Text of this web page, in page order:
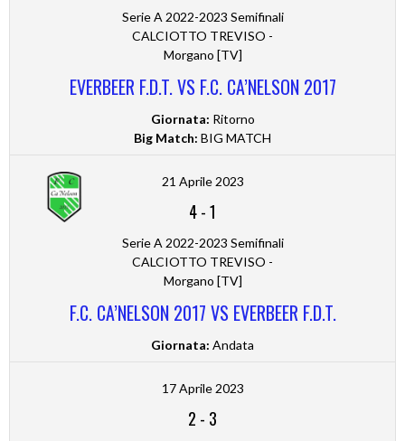
Serie A 2022-2023 Semifinali
CALCIOTTO TREVISO -
Morgano [TV]
EVERBEER F.D.T. VS F.C. CA’NELSON 2017
Giornata: Ritorno
Big Match: BIG MATCH
21 Aprile 2023
4-1
Serie A 2022-2023 Semifinali
CALCIOTTO TREVISO -
Morgano [TV]
F.C. CA’NELSON 2017 VS EVERBEER F.D.T.
Giornata: Andata
17 Aprile 2023
2 - 3